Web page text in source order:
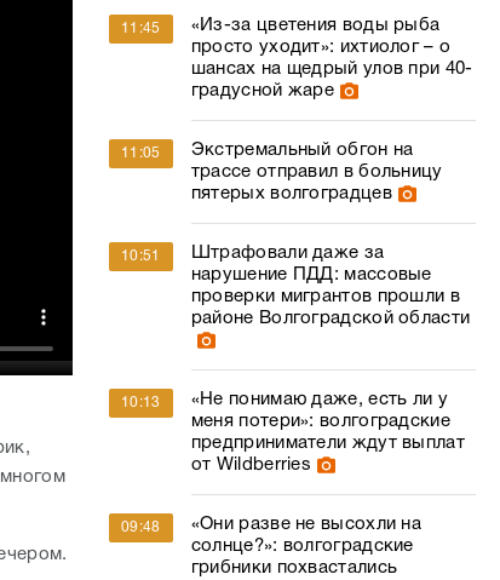
11:45
«Из-за цветения воды рыба
просто уходит»: ихтиолог – о
шансах на щедрый улов при 40-
градусной жаре
11:05
Экстремальный обгон на
трассе отправил в больницу
пятерых волгоградцев
10:51
Штрафовали даже за
нарушение ПДД: массовые
проверки мигрантов прошли в
районе Волгоградской области
10:13
«Не понимаю даже, есть ли у
меня потери»: волгоградские
предприниматели ждут выплат
от Wildberries
09:48
«Они разве не высохли на
солнце?»: волгоградские
грибники похвастались